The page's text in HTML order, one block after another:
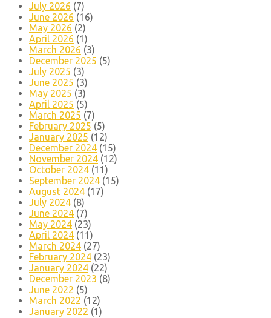
July 2026 (7)
June 2026 (16)
May 2026 (2)
April 2026 (1)
March 2026 (3)
December 2025 (5)
July 2025 (3)
June 2025 (3)
May 2025 (3)
April 2025 (5)
March 2025 (7)
February 2025 (5)
January 2025 (12)
December 2024 (15)
November 2024 (12)
October 2024 (11)
September 2024 (15)
August 2024 (17)
July 2024 (8)
June 2024 (7)
May 2024 (23)
April 2024 (11)
March 2024 (27)
February 2024 (23)
January 2024 (22)
December 2023 (8)
June 2022 (5)
March 2022 (12)
January 2022 (1)